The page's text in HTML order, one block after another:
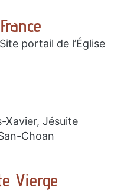
portail de l’Église
Xavier, Jésuite
Choan
Vierge